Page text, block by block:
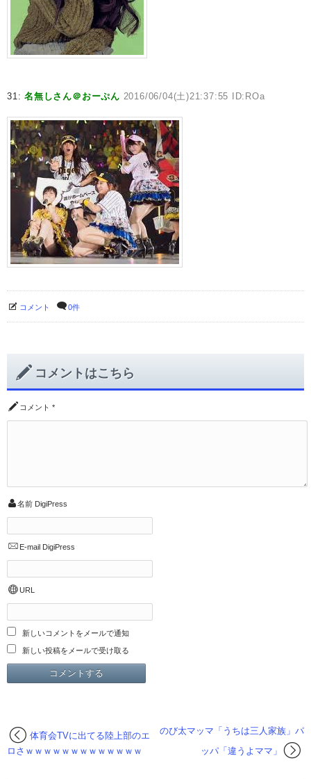
31:名無しさん＠おーぷん 2016/06/04(土)21:37:55 ID:ROa
コメント 0件
コメントはこちら
コメント *
名前 DigiPress
E-mail DigiPress
URL
新しいコメントをメールで通知
新しい投稿をメールで受け取る
のび太マッマ「うちは三人家族」パ
ッパ「違うよママ」
体育会TVに出てる陸上部のエ
ロさｗｗｗｗｗｗｗｗｗｗｗｗｗ